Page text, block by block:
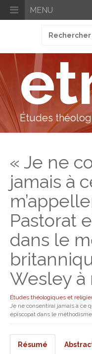
MENU
pour
Études
« Je ne
jamais à
Pastorat
dans le
Wesley à
Études théologiques et
Je ne consentirai jamais à ce
épiscopat dans le
Résumé